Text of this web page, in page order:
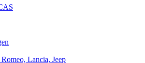
Lancia, Jeep